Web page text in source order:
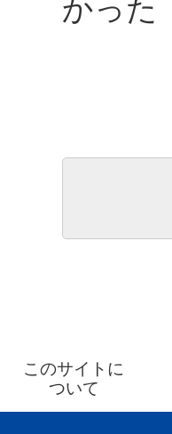
かった
このサイトに
ついて